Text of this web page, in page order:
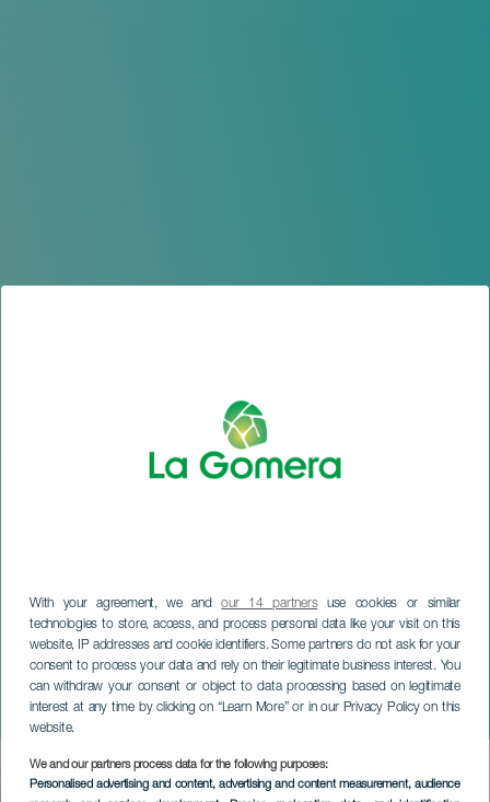
With your agreement, we andour 14 partnersuse cookies or similar
technologies to store, access, and process personal data like your visit on this
website, IP addresses and cookie identifiers. Some partners do not ask for your
consent to process your data and rely on their legitimate business interest. You
can withdraw your consent or object to data processing based on legitimate
interest at any time by clicking on “Learn More” or in our Privacy Policy on this
website.
We and our partners process data for the following purposes:
Personalised advertising and content, advertising and content measurement, audience
Vit natt
LA GOMERA
Imagen
Listado